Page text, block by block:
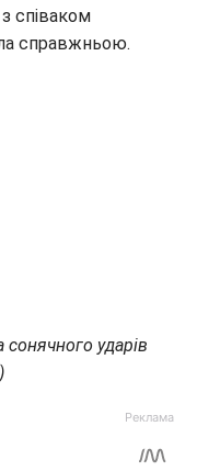
співаком
справжньою.
сонячного ударів